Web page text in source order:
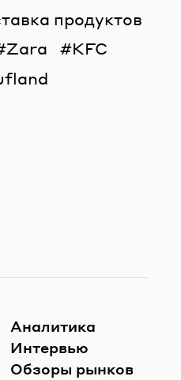
продуктов
Zara
KFC
Аналитика
Интервью
Обзоры рынков